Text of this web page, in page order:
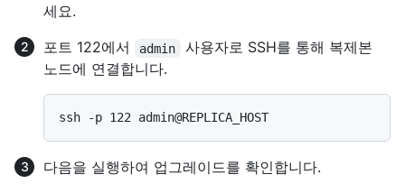
세요.
포트 122에서
admin
사용자로 SSH를 통해 복제본
노드에 연결합니다.
다음을 실행하여 업그레이드를 확인합니다.